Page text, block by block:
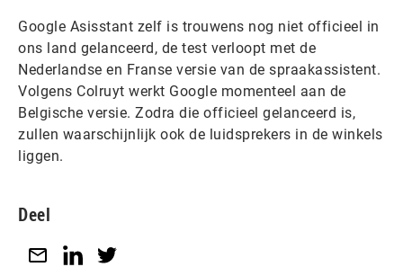
Google Asisstant zelf is trouwens nog niet officieel in
ons land gelanceerd, de test verloopt met de
Nederlandse en Franse versie van de spraakassistent.
Volgens Colruyt werkt Google momenteel aan de
Belgische versie. Zodra die officieel gelanceerd is,
zullen waarschijnlijk ook de luidsprekers in de winkels
liggen.
Deel